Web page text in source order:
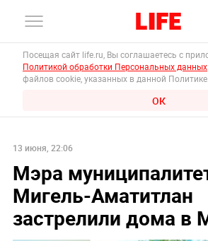
Посещая сайт life.ru, Вы соглашаетесь с
Политикой обработки Персональных данных
файлов cookie, указанных в данной Политике.
ОК
13 июня, 22:06
Мэра
Мигель-Аматитлан
застрелили дома в